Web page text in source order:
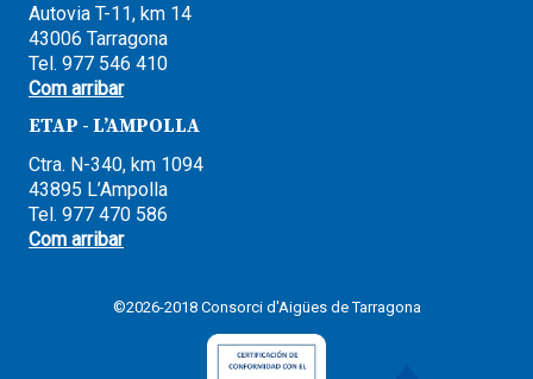
Autovia T-11, km 14
43006 Tarragona
Tel. 977 546 410
Com arribar
ETAP - L’AMPOLLA
Ctra. N-340, km 1094
43895 L’Ampolla
Tel. 977 470 586
Com arribar
©2026-2018 Consorci d'Aigües de Tarragona